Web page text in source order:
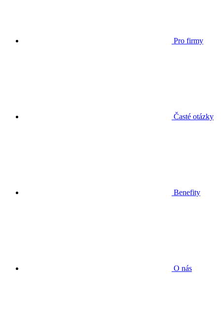
Pro firmy
Časté otázky
Benefity
O nás